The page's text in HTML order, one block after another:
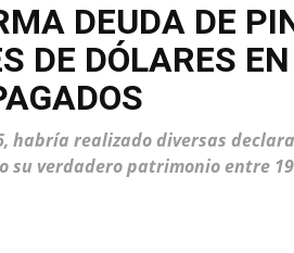
DEUDA DE
DE DÓLARES EN
habría realizado diversas
verdadero patrimonio entre